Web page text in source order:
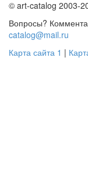
© art-catalog 2003-
Вопросы?
catalog@mail.ru
Карта сайта 1 |